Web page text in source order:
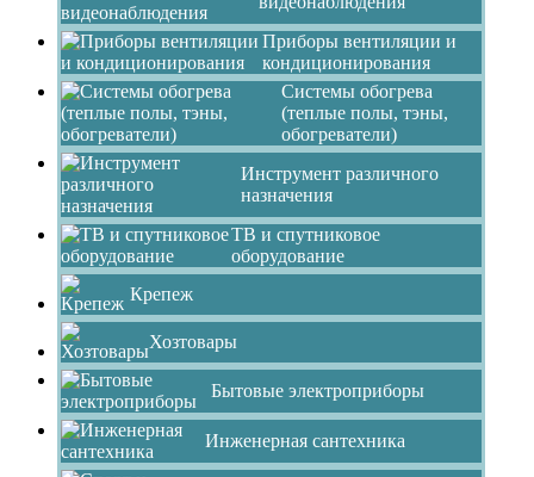
Приборы вентиляции и
кондиционирования
Системы обогрева
(теплые полы, тэны,
обогреватели)
Инструмент различного
назначения
ТВ и спутниковое
оборудование
Крепеж
Хозтовары
Бытовые электроприборы
Инженерная сантехника